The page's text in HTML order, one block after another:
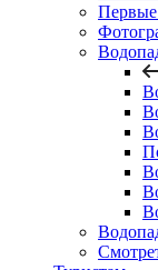
Первые